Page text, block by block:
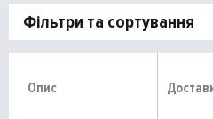
Фільтри та сортування
Опис